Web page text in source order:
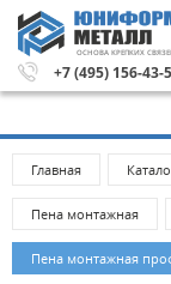
ОСНОВА КРЕПКИХ
+7 (495) 156-43-
Метизы и
Главная
Пена монтажная
Пена монтажная